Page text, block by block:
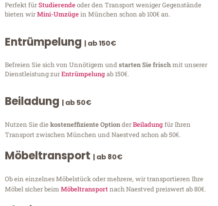
Perfekt fürStudierendeoder den Transport weniger Gegenstände
bieten wirMini-Umzügein München schon ab 100€ an.
Entrümpelung | ab 150€
Befreien Sie sich von Unnötigem undstarten Sie frischmit unserer
Dienstleistung zurEntrümpelungab 150€.
Beiladung | ab 50€
Nutzen Sie diekosteneffiziente OptionderBeiladungfür Ihren
Transport zwischen München und Naestved schon ab 50€.
Möbeltransport | ab 80€
Ob ein einzelnes Möbelstück oder mehrere, wir transportieren Ihre
Möbel sicher beim Möbeltransportnach Naestved preiswert ab 80€.